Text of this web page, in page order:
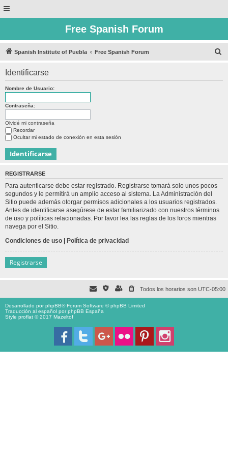
Free Spanish Forum
Spanish Institute of Puebla Free Spanish Forum
Identificarse
Nombre de Usuario:
Contraseña:
Olvidé mi contraseña
Recordar
Ocultar mi estado de conexión en esta sesión
REGISTRARSE
Para autenticarse debe estar registrado. Registrarse tomará solo unos pocos
segundos y le permitirá un amplio acceso al sistema. La Administración del
Sitio puede además otorgar permisos adicionales a los usuarios registrados.
Antes de identificarse asegúrese de estar familiarizado con nuestros términos
de uso y políticas relacionadas. Por favor lea las reglas de los foros mientras
navega por el Sitio.
Condiciones de uso | Política de privacidad
Registrarse
Todos los horarios son UTC-05:00
Desarrollado porphpBB® Forum Software © phpBB Limited
Traducción al español porphpBB España
Style proflat © 2017 Mazeltof